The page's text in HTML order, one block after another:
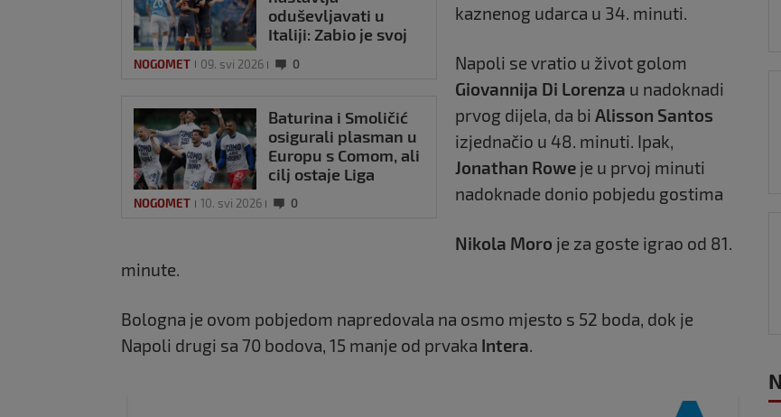
oduševljavati u
Italiji: Zabio je svoj
NOGOMET 09. svi 2026 0
Baturina i Smoličić
osigurali plasman u
Europu s Comom, ali
cilj ostaje Liga
NOGOMET 10. svi 2026 0
kaznenog udarca u 34. minuti.
Napoli se vratio u život golom
Giovannija Di Lorenza u nadoknadi
prvog dijela, da bi Alisson Santos
izjednačio u 48. minuti. Ipak,
Jonathan Rowe je u prvoj minuti
nadoknade donio pobjedu gostima
Nikola Moro je za goste igrao od 81.
minute.
Bologna je ovom pobjedom napredovala na osmo mjesto s 52 boda, dok je
Napoli drugi sa 70 bodova, 15 manje od prvaka Intera.